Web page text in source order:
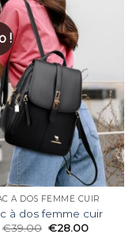
!
À DOS FEMME CUIR
à dos femme cuir
€39.00 €28.00